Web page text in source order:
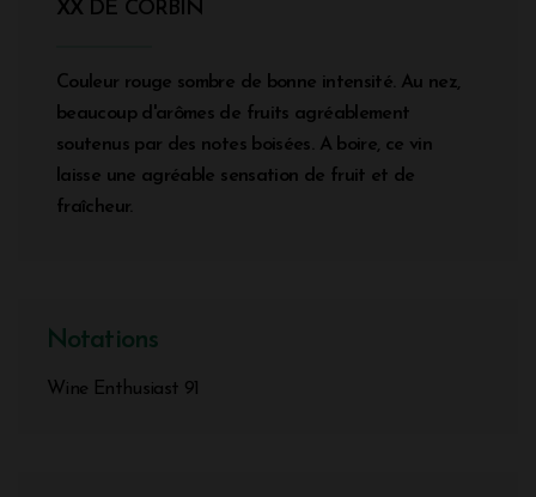
XX DE CORBIN
Couleur rouge sombre de bonne intensité. Au nez,
beaucoup d'arômes de fruits agréablement
soutenus par des notes boisées. A boire, ce vin
laisse une agréable sensation de fruit et de
fraîcheur.
Notations
Wine Enthusiast 91